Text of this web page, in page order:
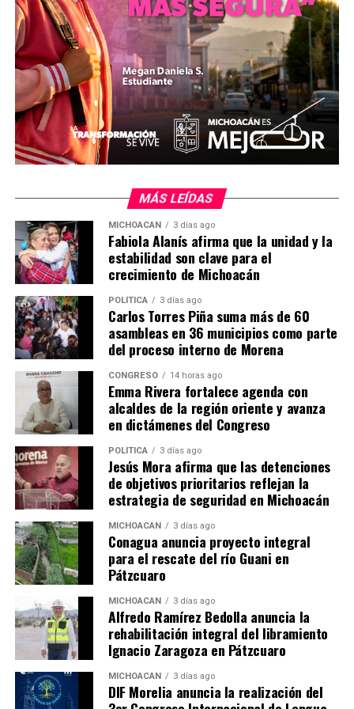
Juárez 1446, colonia Villa Universidad), con un costo de
400 pesos para la categoría general y 350 pesos para los
sectores preferentes, incluyendo número de
participante y medalla conmemorativa. Para aclaración
de dudas, se habilitó el teléfono 443 324 8607 y la línea
de WhatsApp 443 846 3319.
MiZitácuaro
Comparte con:
Me gusta esto:
ICTI organiza evento de
Instituto de Ciencia,
MÁS LEÍDAS
MICHOACÁN 3 días ago
Fabiola Alanís afirma que la unidad y la
estabilidad son clave para el
crecimiento de Michoacán
POLÍTICA 3 días ago
Carlos Torres Piña suma más de 60
asambleas en 36 municipios como parte
del proceso interno de Morena
CONGRESO 14 horas ago
Emma Rivera fortalece agenda con
alcaldes de la región oriente y avanza
en dictámenes del Congreso
POLÍTICA 3 días ago
Jesús Mora afirma que las detenciones
de objetivos prioritarios reflejan la
estrategia de seguridad en Michoacán
MICHOACÁN 3 días ago
Conagua anuncia proyecto integral
para el rescate del río Guani en
Pátzcuaro
MICHOACÁN 3 días ago
Alfredo Ramírez Bedolla anuncia la
rehabilitación integral del libramiento
Ignacio Zaragoza en Pátzcuaro
MICHOACÁN 3 días ago
DIF Morelia anuncia la realización del